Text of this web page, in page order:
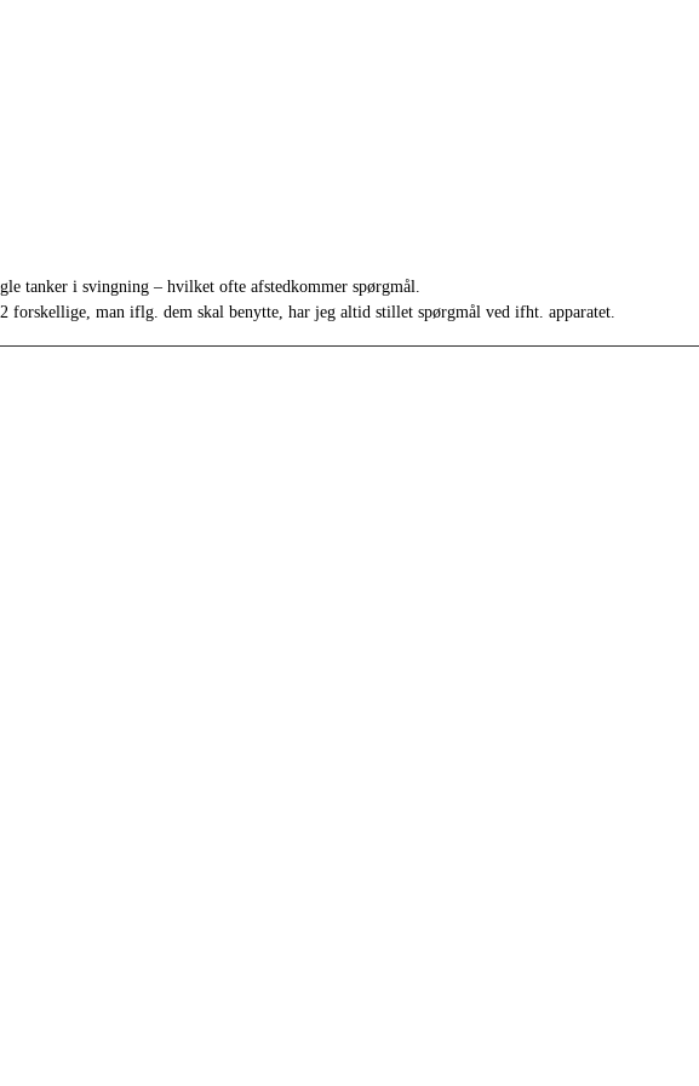
tanker i svingning – hvilket ofte afstedkommer spørgmål.
forskellige, man iflg. dem skal benytte, har jeg altid stillet spørgmål ved ifht. apparatet.